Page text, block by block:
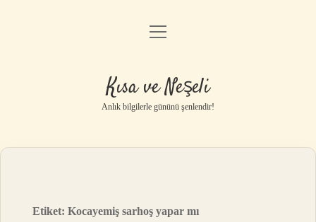
Anasayfa
Yasal Uyarı
menüyü
Kısa ve Neşeli
Anlık bilgilerle gününü şenlendir!
Etiket:Kocayemiş sarhoş yapar mı